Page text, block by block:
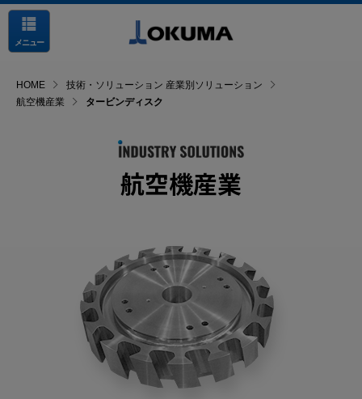
メニュー
HOME
技術・ソリューション 産業別ソリューション
航空機産業
タービンディスク
航空機産業